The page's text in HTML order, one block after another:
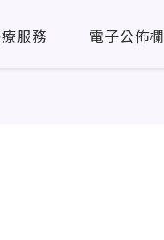
服務 電子公佈欄